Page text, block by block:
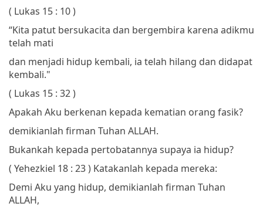
( Lukas 15 : 10 )
“Kita patut bersukacita dan bergembira karena adikmu
telah mati
dan menjadi hidup kembali, ia telah hilang dan didapat
kembali."
( Lukas 15 : 32 )
Apakah Aku berkenan kepada kematian orang fasik?
demikianlah firman Tuhan ALLAH.
Bukankah kepada pertobatannya supaya ia hidup?
( Yehezkiel 18 : 23 ) Katakanlah kepada mereka:
Demi Aku yang hidup, demikianlah firman Tuhan
ALLAH,